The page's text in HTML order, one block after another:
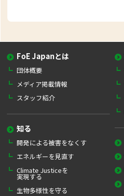
FoE Japanとは
団体概要
メディア掲載情報
スタッフ紹介
知る
開発による被害をなくす
エネルギーを見直す
Climate Justiceを
実現する
生物多様性を守る